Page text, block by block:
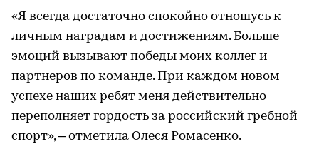
«Я всегда достаточно спокойно отношусь к
личным наградам и достижениям. Больше
эмоций вызывают победы моих коллег и
партнеров по команде. При каждом новом
успехе наших ребят меня действительно
переполняет гордость за российский гребной
спорт», – отметила Олеся Ромасенко.